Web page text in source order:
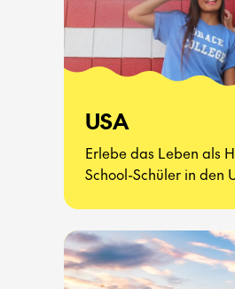
USA
Erlebe das Leben als
School-Schüler in den